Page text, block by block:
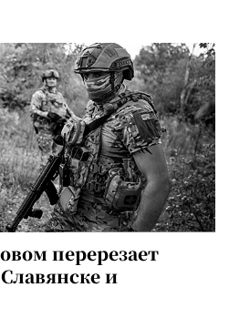
перерезает
и